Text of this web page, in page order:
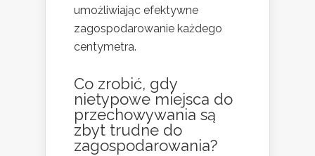
umożliwiając efektywne
zagospodarowanie każdego
centymetra.
Co zrobić, gdy
nietypowe miejsca do
przechowywania są
zbyt trudne do
zagospodarowania?